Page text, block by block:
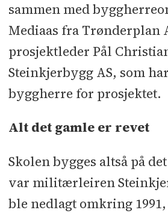
Arkitekt:Rambøll
Rolvung og Brøndsted
Landskapsarkitekt,
interiørarkitekt,
ingeniør:
Rambøll
Rådgiver tekniske fag
elektro),
klimagassregnskap:
Teknikk
sammen med
Mediaas fra Trønderplan
prosjektleder Pål
Steinkjerbygg AS, som
byggherre for prosjektet.
Alt det gamle er revet
Skolen bygges altså på
var militærleiren
ble nedlagt omkring